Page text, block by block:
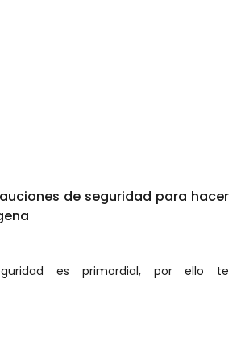
de seguridad para hacer
es primordial, por ello te